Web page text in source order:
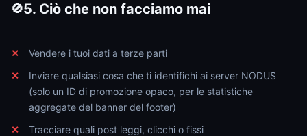
🚫5. Ciò che non facciamo mai
Vendere i tuoi dati a terze parti
Inviare qualsiasi cosa che ti identifichi ai server NODUS
(solo un ID di promozione opaco, per le statistiche
aggregate del banner del footer)
Tracciare quali post leggi, clicchi o fissi